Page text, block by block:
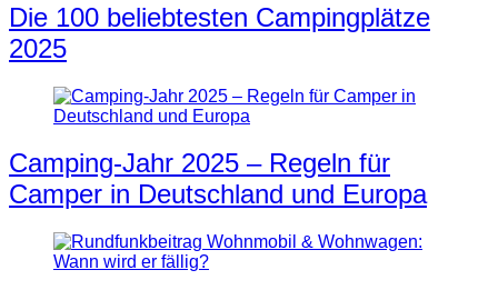
Die 100 beliebtesten Campingplätze
2025
Camping-Jahr 2025 – Regeln für
Camper in Deutschland und Europa